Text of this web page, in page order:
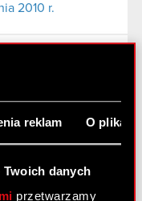
reklam O
danych
przetwarzamy
2010 r.
Optimus S.A.